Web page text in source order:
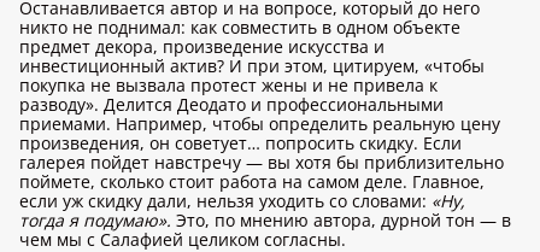
Останавливается автор и на вопросе, который до него
никто не поднимал: как совместить в одном объекте
предмет декора, произведение искусства и
инвестиционный актив? И при этом, цитируем, «чтобы
покупка не вызвала протест жены и не привела к
разводу». Делится Деодато и профессиональными
приемами. Например, чтобы определить реальную цену
произведения, он советует… попросить скидку. Если
галерея пойдет навстречу — вы хотя бы приблизительно
поймете, сколько стоит работа на самом деле. Главное,
если уж скидку дали, нельзя уходить со словами: «Ну,
тогда я подумаю». Это, по мнению автора, дурной тон — в
чем мы с Салафией целиком согласны.